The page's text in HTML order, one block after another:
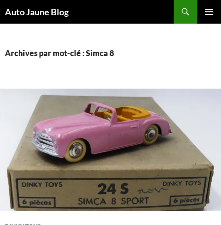
Auto Jaune Blog
Archives par mot-clé : Simca 8